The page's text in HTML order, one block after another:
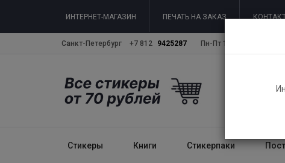
ИНТЕРНЕТ-МАГАЗИН ПЕЧАТЬ НА ЗАКАЗ
Санкт-Петербург +7 812 9425287 Пн-Пт 10:00 - 19:00
Стикеры Книги Стикерпаки